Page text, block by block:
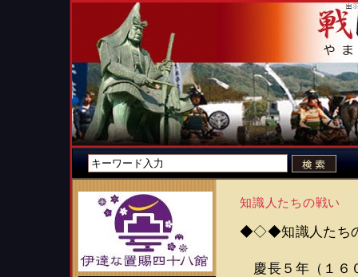
知識人たちの戦い
◆◇◆知識人た
慶長５年（１６